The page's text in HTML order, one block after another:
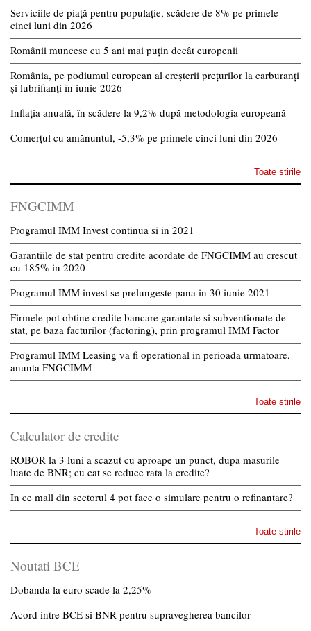
Serviciile de piață pentru populație, scădere de 8% pe primele
cinci luni din 2026
Românii muncesc cu 5 ani mai puțin decât europenii
România, pe podiumul european al creșterii prețurilor la carburanți
și lubrifianți în iunie 2026
Inflația anuală, în scădere la 9,2% după metodologia europeană
Comerțul cu amănuntul, -5,3% pe primele cinci luni din 2026
Toate stirile
FNGCIMM
Programul IMM Invest continua si in 2021
Garantiile de stat pentru credite acordate de FNGCIMM au crescut
cu 185% in 2020
Programul IMM invest se prelungeste pana in 30 iunie 2021
Firmele pot obtine credite bancare garantate si subventionate de
stat, pe baza facturilor (factoring), prin programul IMM Factor
Programul IMM Leasing va fi operational in perioada urmatoare,
anunta FNGCIMM
Toate stirile
Calculator de credite
ROBOR la 3 luni a scazut cu aproape un punct, dupa masurile
luate de BNR; cu cat se reduce rata la credite?
In ce mall din sectorul 4 pot face o simulare pentru o refinantare?
Toate stirile
Noutati BCE
Dobanda la euro scade la 2,25%
Acord intre BCE si BNR pentru supravegherea bancilor